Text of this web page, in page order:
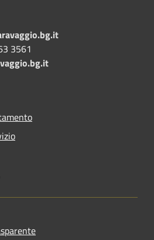
3561